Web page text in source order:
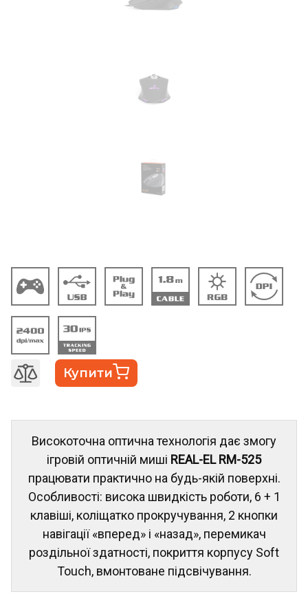
Купити
Високоточна оптична технологія дає змогу
ігровій оптичній миші REAL-EL RM-525
працювати практично на будь-якій поверхні.
Особливості: висока швидкість роботи, 6 + 1
клавіші, коліщатко прокручування, 2 кнопки
навігації «вперед» і «назад», перемикач
роздільної здатності, покриття корпусу Soft
Touch, вмонтоване підсвічування.